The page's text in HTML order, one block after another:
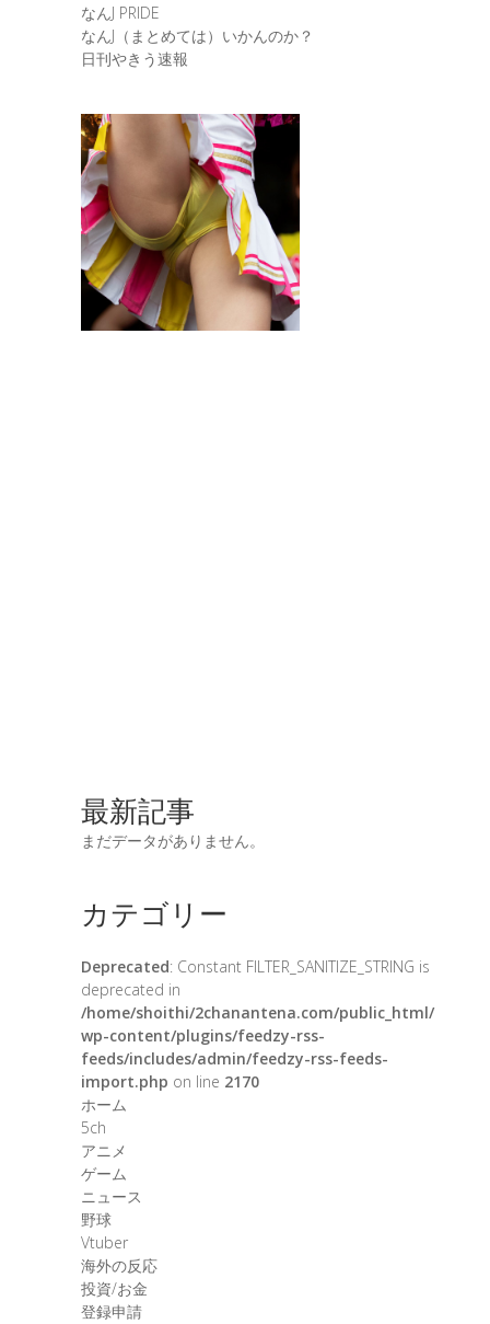
なんJ PRIDE
なんJ（まとめては）いかんのか？
日刊やきう速報
最新記事
まだデータがありません。
カテゴリー
Deprecated: Constant FILTER_SANITIZE_STRING is
deprecated in
/home/shoithi/2chanantena.com/public_html/
wp-content/plugins/feedzy-rss-
feeds/includes/admin/feedzy-rss-feeds-
import.php on line 2170
ホーム
5ch
アニメ
ゲーム
ニュース
野球
Vtuber
海外の反応
投資/お金
登録申請